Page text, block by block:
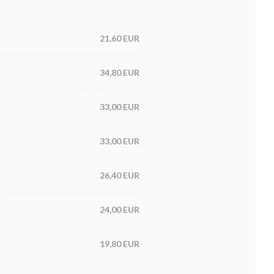
21,60 EUR
34,80 EUR
33,00 EUR
33,00 EUR
26,40 EUR
24,00 EUR
19,80 EUR